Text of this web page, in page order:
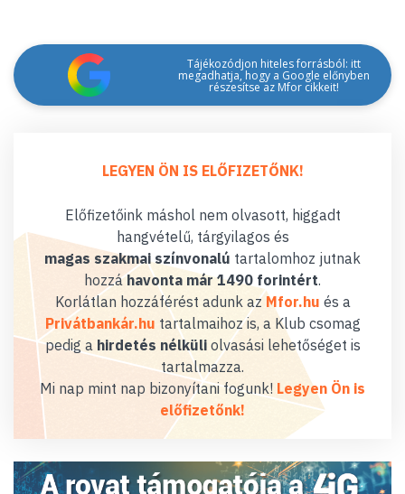
Tájékozódjon hiteles forrásból: itt
megadhatja, hogy a Google előnyben
részesítse az Mfor cikkeit!
LEGYEN ÖN IS ELŐFIZETŐNK!
Előfizetőink máshol nem olvasott, higgadt
hangvételű, tárgyilagos és
magas szakmai színvonalú tartalomhoz jutnak
hozzáhavonta már 1490 forintért.
Korlátlan hozzáférést adunk az Mfor.hu és a
Privátbankár.hu tartalmaihoz is, a Klub csomag
pedig a hirdetés nélküliolvasási lehetőséget is
tartalmazza.
Mi nap mint nap bizonyítani fogunk! Legyen Ön is
előfizetőnk!